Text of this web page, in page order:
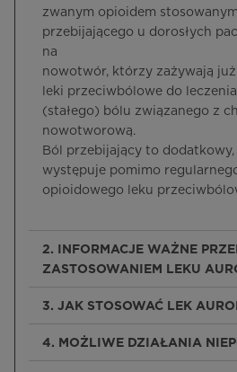
zwanym opioidem
przebijającego u dorosłych
na
nowotwór, którzy zażywają
leki przeciwbólowe do
(stałego) bólu związanego z
nowotworową.
Ból przebijający to dodatkowy,
występuje pomimo
opioidowego leku
2. INFORMACJE WAŻNE
ZASTOSOWANIEM LEKU
3. JAK STOSOWAĆ LEK
4. MOŻLIWE DZIAŁANIA